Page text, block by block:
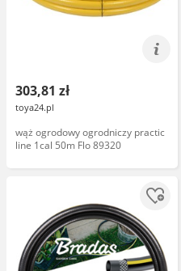
303,81 zł
toya24.pl
wąż ogrodowy ogrodniczy practic
line 1cal 50m Flo 89320